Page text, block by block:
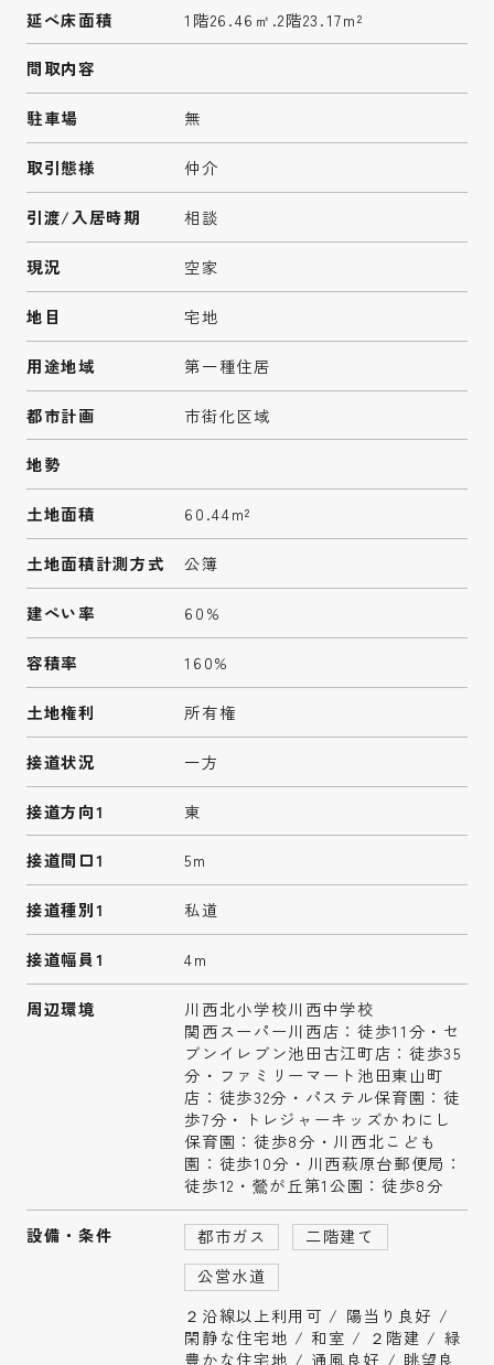
延べ床面積 1階26.46㎡.2階23.17m²
間取内容
駐車場 無
取引態様 仲介
引渡/入居時期 相談
現況 空家
地目 宅地
用途地域 第一種住居
都市計画 市街化区域
地勢
土地面積 60.44m²
土地面積計測方式 公簿
建ぺい率 60%
容積率 160%
土地権利 所有権
接道状況 一方
接道方向1 東
接道間口1 5m
接道種別1 私道
接道幅員1 4m
周辺環境
川西北小学校川西中学校
関西スーパー川西店：徒歩11分・セ
ブンイレブン池田古江町店：徒歩35
分・ファミリーマート池田東山町
店：徒歩32分・パステル保育園：徒
歩7分・トレジャーキッズかわにし
保育園：徒歩8分・川西北こども
園：徒歩10分・川西萩原台郵便局：
徒歩12・鶯が丘第1公園：徒歩8分
設備・条件 都市ガス
二階建て
公営水道
２沿線以上利用可 / 陽当り良好 /
閑静な住宅地 / 和室 / ２階建 / 緑
豊かな住宅地 / 通風良好 / 眺望良